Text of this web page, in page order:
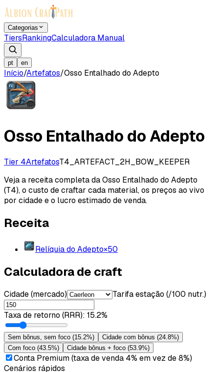
Categorias
TiersRankingCalculadora Manual
pt en
Início/Artefatos/Osso Entalhado do Adepto
Osso Entalhado do Adepto
Tier 4ArtefatosT4_ARTEFACT_2H_BOW_KEEPER
Veja a receita completa da Osso Entalhado do Adepto
(T4), o custo de craftar cada material, os preços ao vivo
por cidade e o lucro estimado de venda.
Receita
Relíquia do Adepto×50
Calculadora de craft
Cidade (mercado) Tarifa estação (/100 nutr.)
Taxa de retorno (RRR): 15.2%
Sem bônus, sem foco (15.2%) Cidade com bônus (24.8%)
Com foco (43.5%) Cidade bônus + foco (53.9%)
Conta Premium (taxa de venda 4% em vez de 8%)
Cenários rápidos